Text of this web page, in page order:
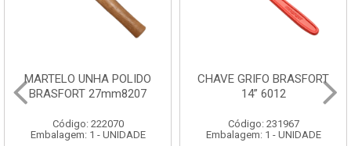
MARTELO UNHA POLIDO
BRASFORT 27mm8207
Código: 222070
Embalagem: 1 - UNIDADE
CHAVE GRIFO BRASFORT
14” 6012
Código: 231967
Embalagem: 1 - UNIDADE